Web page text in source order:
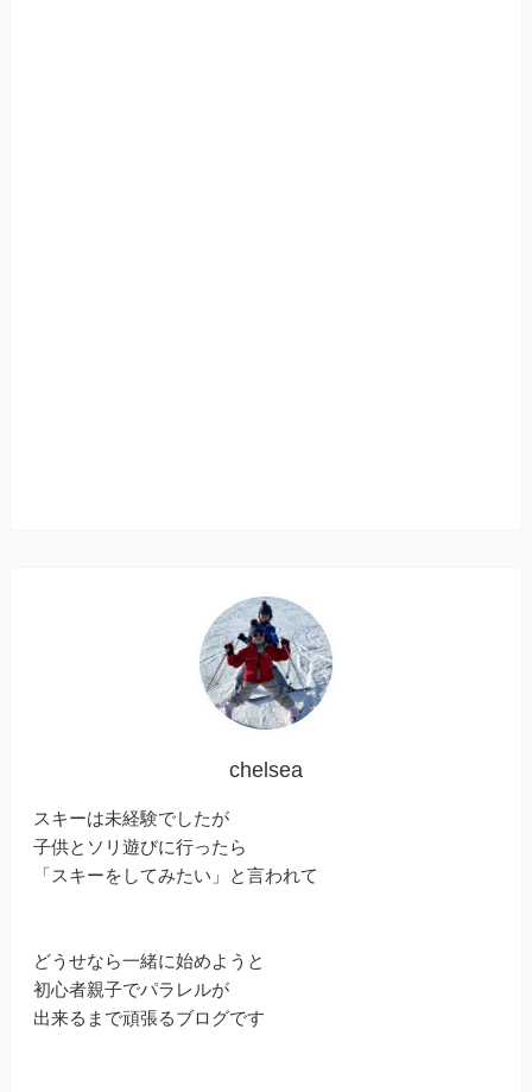
chelsea
スキーは未経験でしたが
子供とソリ遊びに行ったら
「スキーをしてみたい」と言われて
どうせなら一緒に始めようと
初心者親子でパラレルが
出来るまで頑張るブログです